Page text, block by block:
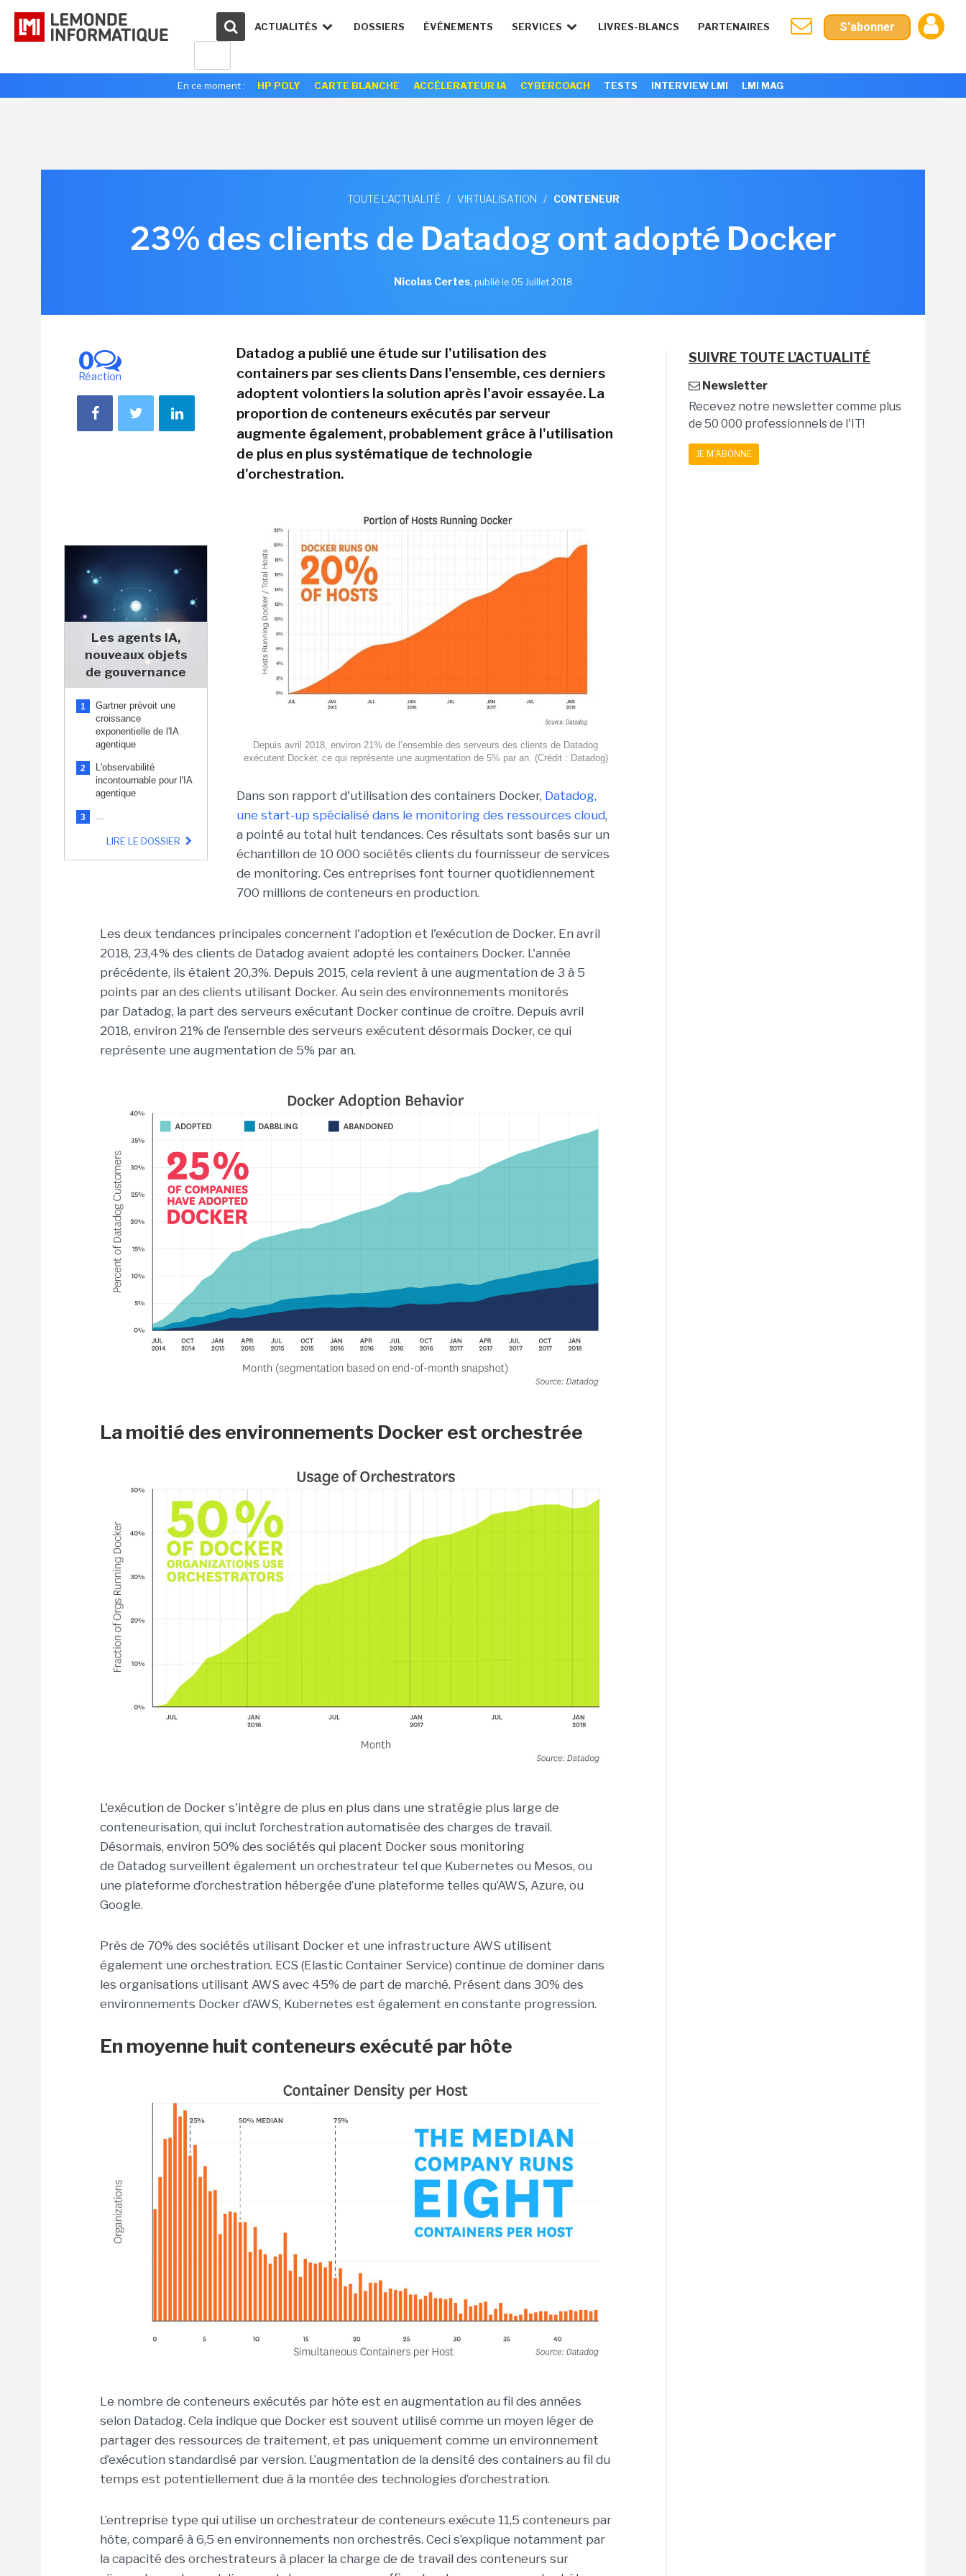
ACTUALITÉS DOSSIERS ÉVÉNEMENTS SERVICES LIVRES-BLANCS PARTENAIRES S'abonner
En ce moment : HP POLY CARTE BLANCHE ACCÉLERATEUR IA CYBERCOACH TESTS INTERVIEW LMI LMI MAG
TOUTE L'ACTUALITÉ / VIRTUALISATION / CONTENEUR
23% des clients de Datadog ont adopté Docker
Nicolas Certes, publié le 05 Juillet 2018
0
Réaction
Les agents IA,
nouveaux objets
de gouvernance
1
Gartner prévoit une
croissance
exponentielle de l'IA
agentique
2
L'observabilité
incontournable pour l'IA
agentique
3 ...
LIRE LE DOSSIER
Datadog a publié une étude sur l'utilisation des
containers par ses clients Dans l'ensemble, ces derniers
adoptent volontiers la solution après l'avoir essayée. La
proportion de conteneurs exécutés par serveur
augmente également, probablement grâce à l'utilisation
de plus en plus systématique de technologie
d'orchestration.
Depuis avril 2018, environ 21% de l’ensemble des serveurs des clients de Datadog
exécutent Docker, ce qui représente une augmentation de 5% par an. (Crédit : Datadog)
Dans son rapport d'utilisation des containers Docker, Datadog,
une start-up spécialisé dans le monitoring des ressources cloud,
a pointé au total huit tendances. Ces résultats sont basés sur un
échantillon de 10 000 sociétés clients du fournisseur de services
de monitoring. Ces entreprises font tourner quotidiennement
700 millions de conteneurs en production.
Les deux tendances principales concernent l'adoption et l'exécution de Docker. En avril
2018, 23,4% des clients de Datadog avaient adopté les containers Docker. L'année
précédente, ils étaient 20,3%. Depuis 2015, cela revient à une augmentation de 3 à 5
points par an des clients utilisant Docker. Au sein des environnements monitorés
par Datadog, la part des serveurs exécutant Docker continue de croître. Depuis avril
2018, environ 21% de l’ensemble des serveurs exécutent désormais Docker, ce qui
représente une augmentation de 5% par an.
La moitié des environnements Docker est orchestrée
L'exécution de Docker s'intègre de plus en plus dans une stratégie plus large de
conteneurisation, qui inclut l’orchestration automatisée des charges de travail.
Désormais, environ 50% des sociétés qui placent Docker sous monitoring
de Datadog surveillent également un orchestrateur tel que Kubernetes ou Mesos, ou
une plateforme d’orchestration hébergée d’une plateforme telles qu’AWS, Azure, ou
Google.
Près de 70% des sociétés utilisant Docker et une infrastructure AWS utilisent
également une orchestration. ECS (Elastic Container Service) continue de dominer dans
les organisations utilisant AWS avec 45% de part de marché. Présent dans 30% des
environnements Docker d’AWS, Kubernetes est également en constante progression.
En moyenne huit conteneurs exécuté par hôte
Le nombre de conteneurs exécutés par hôte est en augmentation au fil des années
selon Datadog. Cela indique que Docker est souvent utilisé comme un moyen léger de
partager des ressources de traitement, et pas uniquement comme un environnement
d’exécution standardisé par version. L’augmentation de la densité des containers au fil du
temps est potentiellement due à la montée des technologies d’orchestration.
L’entreprise type qui utilise un orchestrateur de conteneurs exécute 11,5 conteneurs par
hôte, comparé à 6,5 en environnements non orchestrés. Ceci s’explique notamment par
la capacité des orchestrateurs à placer la charge de de travail des conteneurs sur
SUIVRE TOUTE L'ACTUALITÉ
Newsletter
Recevez notre newsletter comme plus
de 50 000 professionnels de l'IT!
JE M'ABONNE